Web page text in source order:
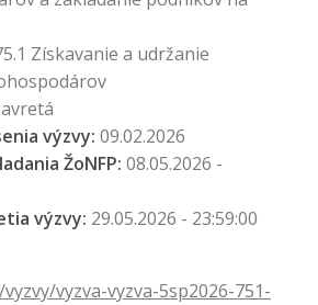
Získavanie a udržanie
výzvy: 09.02.2026
ŽoNFP: 08.05.2026 -
výzvy: 29.05.2026 - 23:59:00
vyzva-vyzva-5sp2026-751-